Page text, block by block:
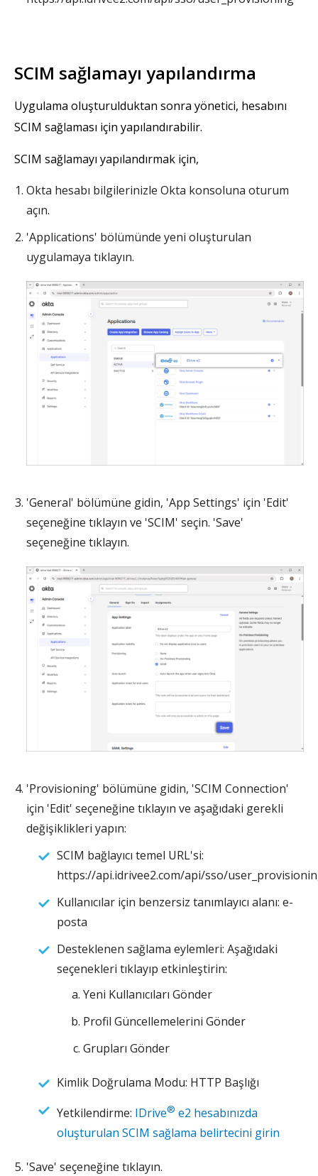
SCIM sağlamayı yapılandırma
Uygulama oluşturulduktan sonra yönetici, hesabını
SCIM sağlaması için yapılandırabilir.
SCIM sağlamayı yapılandırmak için,
Okta hesabı bilgilerinizle Okta konsoluna oturum
açın.
'Applications' bölümünde yeni oluşturulan
uygulamaya tıklayın.
'General' bölümüne gidin, 'App Settings' için 'Edit'
seçeneğine tıklayın ve 'SCIM' seçin. 'Save'
seçeneğine tıklayın.
'Provisioning' bölümüne gidin, 'SCIM Connection'
için 'Edit' seçeneğine tıklayın ve aşağıdaki gerekli
değişiklikleri yapın:
SCIM bağlayıcı temel URL'si:
https://api.idrivee2.com/api/sso/
Kullanıcılar için benzersiz tanımlayıcı alanı: e-
posta
Desteklenen sağlama eylemleri: Aşağıdaki
seçenekleri tıklayıp etkinleştirin:
Yeni Kullanıcıları Gönder
Profil Güncellemelerini Gönder
Grupları Gönder
Kimlik Doğrulama Modu: HTTP Başlığı
Yetkilendirme: IDrive® e2 hesabınızda
oluşturulan SCIM sağlama belirtecini girin
'Save' seçeneğine tıklayın.